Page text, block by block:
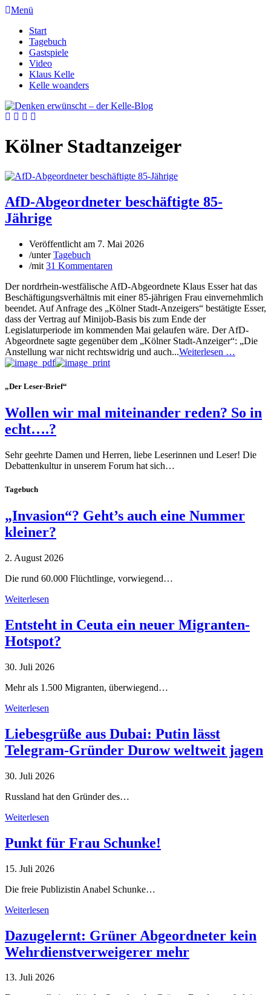
Menü
Start
Tagebuch
Gastspiele
Video
Klaus Kelle
Kelle woanders
Kölner Stadtanzeiger
AfD-Abgeordneter beschäftigte 85-
Jährige
Veröffentlicht am 7. Mai 2026
/unterTagebuch
/mit 31 Kommentaren
Der nordrhein-westfälische AfD-Abgeordnete Klaus Esser hat das
Beschäftigungsverhältnis mit einer 85-jährigen Frau einvernehmlich
beendet. Auf Anfrage des „Kölner Stadt-Anzeigers“ bestätigte Esser,
dass der Vertrag auf Minijob-Basis bis zum Ende der
Legislaturperiode im kommenden Mai gelaufen wäre. Der AfD-
Abgeordnete sagte gegenüber dem „Kölner Stadt-Anzeiger“: „Die
Anstellung war nicht rechtswidrig und auch...Weiterlesen …
„Der Leser-Brief“
Wollen wir mal miteinander reden? So in
echt….?
Sehr geehrte Damen und Herren, liebe Leserinnen und Leser! Die
Debattenkultur in unserem Forum hat sich…
Tagebuch
„Invasion“? Geht’s auch eine Nummer
kleiner?
2. August 2026
Die rund 60.000 Flüchtlinge, vorwiegend…
Weiterlesen
Entsteht in Ceuta ein neuer Migranten-
Hotspot?
30. Juli 2026
Mehr als 1.500 Migranten, überwiegend…
Weiterlesen
Liebesgrüße aus Dubai: Putin lässt
Telegram-Gründer Durow weltweit jagen
30. Juli 2026
Russland hat den Gründer des…
Weiterlesen
Punkt für Frau Schunke!
15. Juli 2026
Die freie Publizistin Anabel Schunke…
Weiterlesen
Dazugelernt: Grüner Abgeordneter kein
Wehrdienstverweigerer mehr
13. Juli 2026